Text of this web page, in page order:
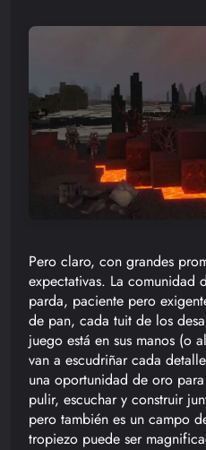
Pero claro, con grandes
expectativas. La comunidad
parda, paciente pero
de pan, cada tuit de los
juego está en sus manos (o
van a escudriñar cada
una oportunidad de oro para
pulir, escuchar y construir
pero también es un campo
tropiezo puede ser